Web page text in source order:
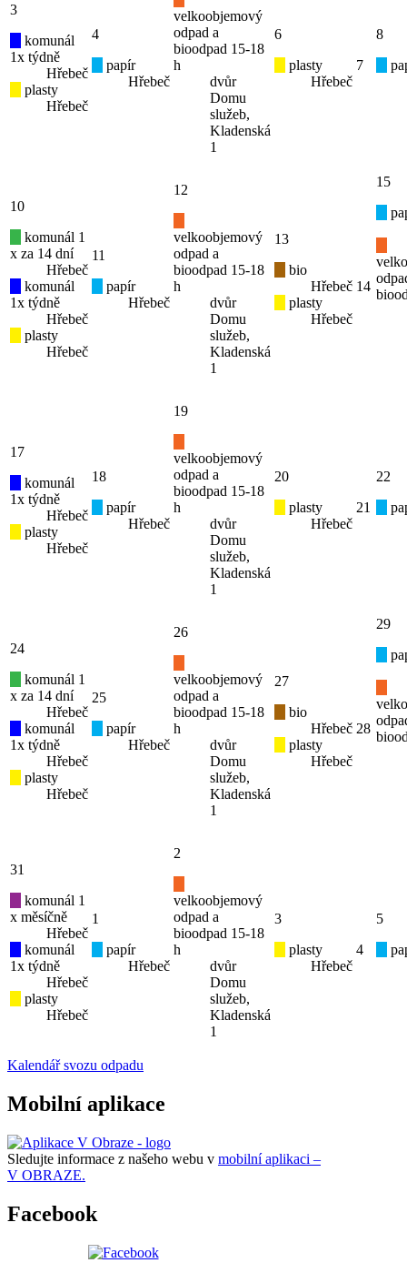
3
komunál
1x týdně
Hřebeč
plasty
Hřebeč
4
papír
Hřebeč
velkoobjemový
odpad a
bioodpad 15-18
h
dvůr
Domu
služeb,
Kladenská
1
6
plasty
Hřebeč
7
8
10
komunál 1
x za 14 dní
Hřebeč
komunál
1x týdně
Hřebeč
plasty
Hřebeč
11
papír
Hřebeč
12
velkoobjemový
odpad a
bioodpad 15-18
h
dvůr
Domu
služeb,
Kladenská
1
13
bio
Hřebeč
plasty
Hřebeč
14
15
17
komunál
1x týdně
Hřebeč
plasty
Hřebeč
18
papír
Hřebeč
19
velkoobjemový
odpad a
bioodpad 15-18
h
dvůr
Domu
služeb,
Kladenská
1
20
plasty
Hřebeč
21
22
24
komunál 1
x za 14 dní
Hřebeč
komunál
1x týdně
Hřebeč
plasty
Hřebeč
25
papír
Hřebeč
26
velkoobjemový
odpad a
bioodpad 15-18
h
dvůr
Domu
služeb,
Kladenská
1
27
bio
Hřebeč
plasty
Hřebeč
28
29
31
komunál 1
x měsíčně
Hřebeč
komunál
1x týdně
Hřebeč
plasty
Hřebeč
1
papír
Hřebeč
2
velkoobjemový
odpad a
bioodpad 15-18
h
dvůr
Domu
služeb,
Kladenská
1
3
plasty
Hřebeč
4
5
Kalendář svozu odpadu
Mobilní aplikace
Sledujte informace z našeho webu v mobilní aplikaci –
V OBRAZE.
Facebook